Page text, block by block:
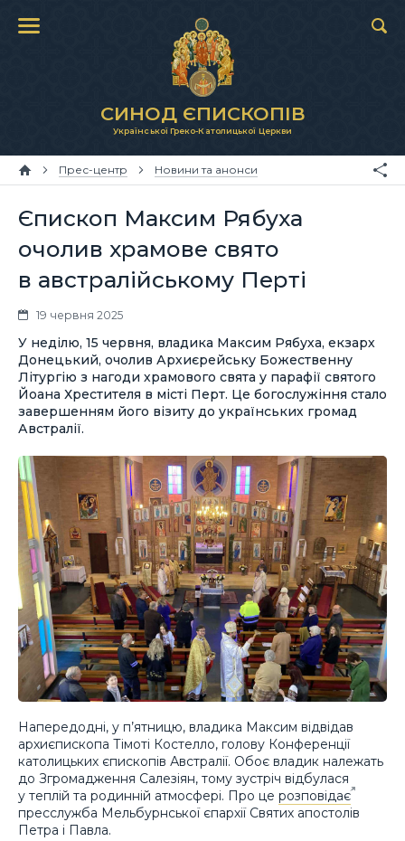
СИНОД ЄПИСКОПІВ
Української Греко-Католицької Церкви
Прес-центр Новини та анонси
Єпископ Максим Рябуха
очолив храмове свято
в австралійському Перті
19 червня 2025
У неділю, 15 червня, владика Максим Рябуха, екзарх
Донецький, очолив Архиєрейську Божественну
Літургію з нагоди храмового свята у парафії святого
Йоана Хрестителя в місті Перт. Це богослужіння стало
завершенням його візиту до українських громад
Австралії.
Напередодні, у п’ятницю, владика Максим відвідав
архиєпископа Тімоті Костелло, голову Конференції
католицьких єпископів Австралії. Обоє владик належать
до Згромадження Салезіян, тому зустріч відбулася
у теплій та родинній атмосфері. Про це розповідає
пресслужба Мельбурнської єпархії Святих апостолів
Петра і Павла.